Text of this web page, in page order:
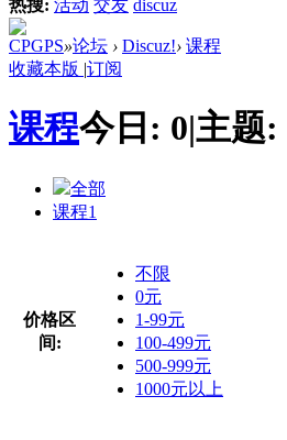
热搜: 活动 交友 discuz
CPGPS»论坛 › Discuz!› 课程
收藏本版 |订阅
课程今日: 0|主题:
全部
课程1
价格区
间:
不限
0元
1-99元
100-499元
500-999元
1000元以上